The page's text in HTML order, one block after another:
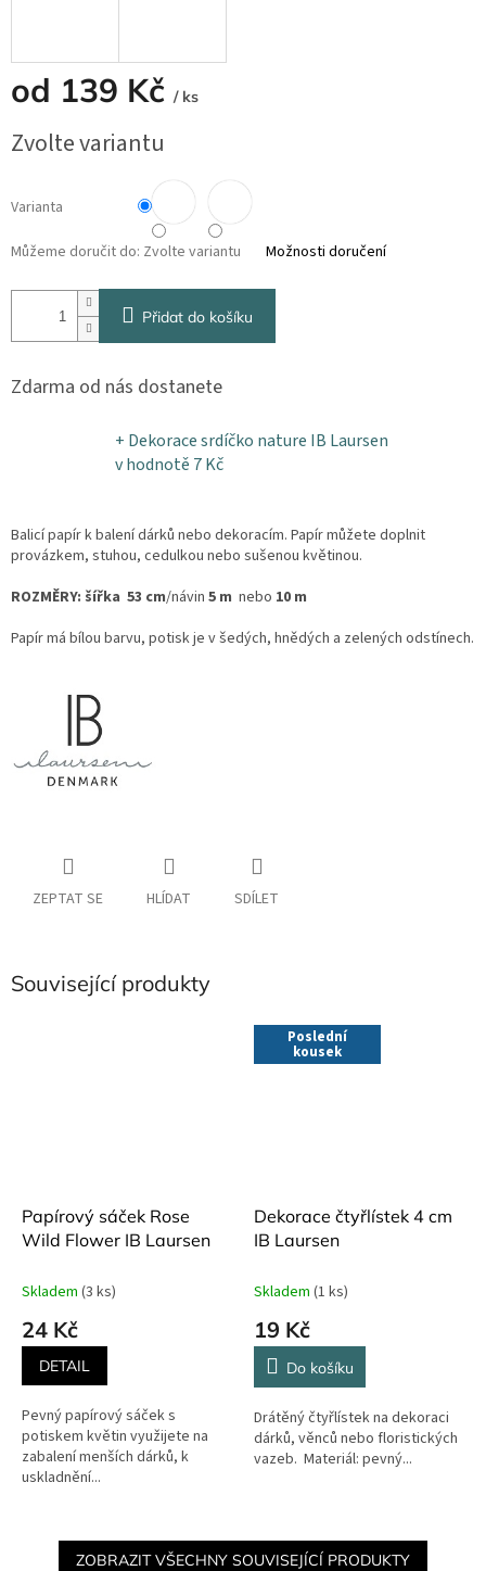
od 139 Kč / ks
cena:
Zvolte variantu
Varianta
Můžeme doručit do: Zvolte variantu Možnosti doručení
Přidat do košíku
Zdarma od nás dostanete
+ Dekorace srdíčko nature IB Laursen
v hodnotě 7 Kč
Balicí papír k balení dárků nebo dekoracím. Papír můžete doplnit
provázkem, stuhou, cedulkou nebo sušenou květinou.
ROZMĚRY: šířka 53 cm/návin 5 m nebo 10 m
Papír má bílou barvu, potisk je v šedých, hnědých a zelených odstínech.
ZEPTAT SE HLÍDAT SDÍLET
Související produkty
Papírový sáček Rose
Wild Flower IB Laursen
Skladem (3 ks)
24 Kč
DETAIL
Pevný papírový sáček s
potiskem květin využijete na
zabalení menších dárků, k
uskladnění...
Poslední
kousek
Dekorace čtyřlístek 4 cm
IB Laursen
Skladem (1 ks)
19 Kč
Do košíku
Drátěný čtyřlístek na dekoraci
dárků, věnců nebo floristických
vazeb. Materiál: pevný...
ZOBRAZIT VŠECHNY SOUVISEJÍCÍ PRODUKTY